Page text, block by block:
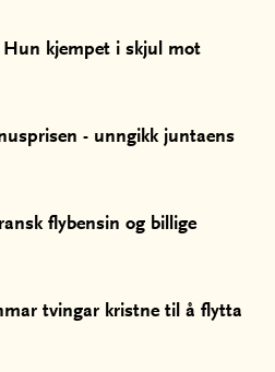
kjempet i skjul mot
- unngikk juntaens
flybensin og billige
tvingar kristne til å flytta